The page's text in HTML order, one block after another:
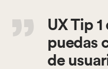
UX Tip
puedas
de